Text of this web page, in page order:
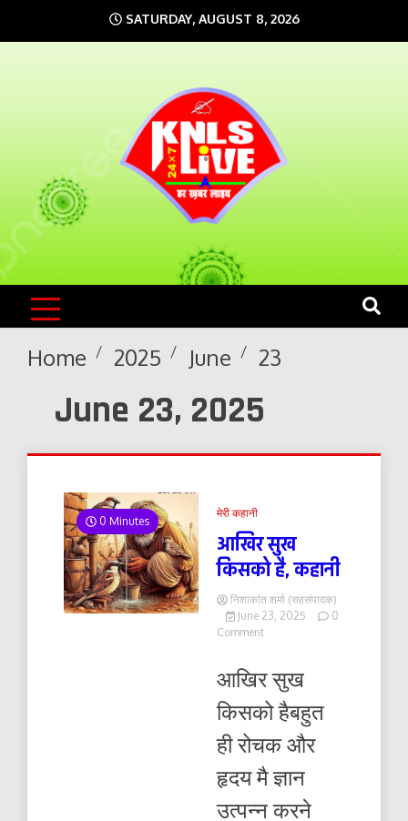
to
SATURDAY, AUGUST 8, 2026
KNLS LIVE
India`s No.1 News Portal
Home 2025 June 23
June 23, 2025
0 Minutes
मेरी कहानी
आखिर सुख
किसको है, कहानी
निशाकांत शर्मा (सहसंपादक)
June 23, 2025
0
Commenton
किसको
है,
कहानी
आखिर सुख
किसको हैबहुत
ही रोचक और
हृदय मै ज्ञान
उत्पन्न करने